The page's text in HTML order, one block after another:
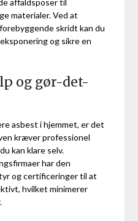
affaldsposer til
materialer. Ved at
skridt kan du
og sikre en
og gør-det-
asbest i hjemmet, er det
kræver professionel
kan klare selv.
har den
og certificeringer til at
hvilket minimerer